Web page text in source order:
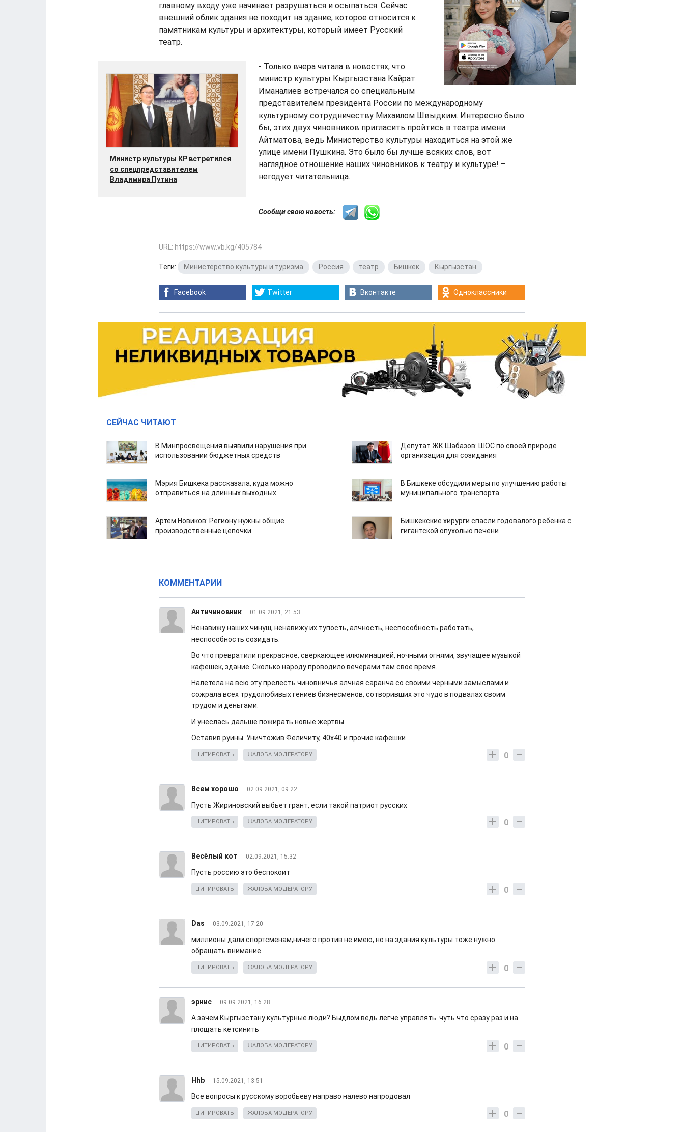
главному входу уже начинает разрушаться и осыпаться. Сейчас
внешний облик здания не походит на здание, которое относится к
памятникам культуры и архитектуры, который имеет Русский
театр.
Министр культуры КР встретился
со спецпредставителем
Владимира Путина
- Только вчера читала в новостях, что
министр культуры Кыргызстана Кайрат
Иманалиев встречался со специальным
представителем президента России по международному
культурному сотрудничеству Михаилом Швыдким. Интересно было
бы, этих двух чиновников пригласить пройтись в театра имени
Айтматова, ведь Министерство культуры находиться на этой же
улице имени Пушкина. Это было бы лучше всяких слов, вот
наглядное отношение наших чиновников к театру и культуре! –
негодует читательница.
Сообщи свою новость:
URL: https://www.vb.kg/405784
Теги: Министерство культуры и туризма Россия театр Бишкек Кыргызстан
Facebook Twitter Вконтакте Одноклассники
СЕЙЧАС ЧИТАЮТ
В Минпросвещения выявили нарушения при
использовании бюджетных средств
Депутат ЖК Шабазов: ШОС по своей природе
организация для созидания
Мэрия Бишкека рассказала, куда можно
отправиться на длинных выходных
В Бишкеке обсудили меры по улучшению работы
муниципального транспорта
Артем Новиков: Региону нужны общие
производственные цепочки
Бишкекские хирурги спасли годовалого ребенка с
гигантской опухолью печени
КОММЕНТАРИИ
Античиновник 01.09.2021, 21:53
Ненавижу наших чинуш, ненавижу их тупость, алчность, неспособность работать,
неспособность созидать.
Во что превратили прекрасное, сверкающее илюминацией, ночными огнями, звучащее музыкой
кафешек, здание. Сколько народу проводило вечерами там свое время.
Налетела на всю эту прелесть чиновничья алчная саранча со своими чёрными замыслами и
сожрала всех трудолюбивых гениев бизнесменов, сотворивших это чудо в подвалах своим
трудом и деньгами.
И унеслась дальше пожирать новые жертвы.
Оставив руины. Уничтожив Феличиту, 40х40 и прочие кафешки
0
ЦИТИРОВАТЬ ЖАЛОБА МОДЕРАТОРУ
Всем хорошо 02.09.2021, 09:22
Пусть Жириновский выбьет грант, если такой патриот русских
0
ЦИТИРОВАТЬ ЖАЛОБА МОДЕРАТОРУ
Весёлый кот 02.09.2021, 15:32
Пусть россию это беспокоит
0
ЦИТИРОВАТЬ ЖАЛОБА МОДЕРАТОРУ
Das 03.09.2021, 17:20
миллионы дали спортсменам,ничего против не имею, но на здания культуры тоже нужно
обращать внимание
0
ЦИТИРОВАТЬ ЖАЛОБА МОДЕРАТОРУ
эрнис 09.09.2021, 16:28
А зачем Кыргызстану культурные люди? Быдлом ведь легче управлять. чуть что сразу раз и на
площать кетсинить
0
ЦИТИРОВАТЬ ЖАЛОБА МОДЕРАТОРУ
Hhb 15.09.2021, 13:51
Все вопросы к русскому воробьеву направо налево напродовал
0
ЦИТИРОВАТЬ ЖАЛОБА МОДЕРАТОРУ